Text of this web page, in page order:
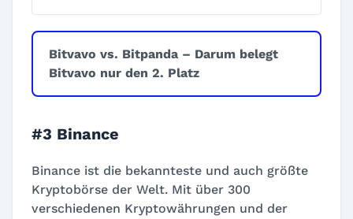
Bitvavo vs. Bitpanda – Darum belegt
Bitvavo nur den 2. Platz
#3 Binance
Binance ist die bekannteste und auch größte
Kryptobörse der Welt. Mit über 300
verschiedenen Kryptowährungen und der